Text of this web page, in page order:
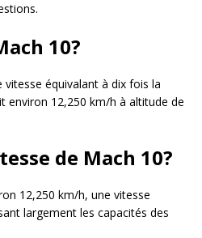
10?
équivalant à dix fois la
environ 12,250 km/h à altitude de
de Mach 10?
12,250 km/h, une vitesse
largement les capacités des